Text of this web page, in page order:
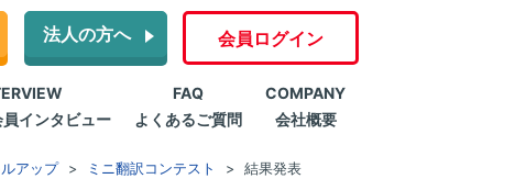
法人の方へ 会員ログイン
インタビュー
FAQ
よくあるご質問
COMPANY
会社概要
アップ ミニ翻訳コンテスト 結果発表